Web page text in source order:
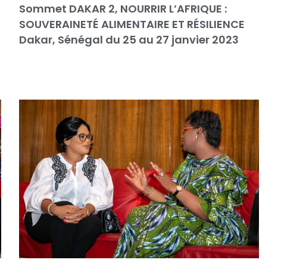
Sommet DAKAR 2, NOURRIR L’AFRIQUE :
SOUVERAINETÉ ALIMENTAIRE ET RÉSILIENCE
Dakar, Sénégal du 25 au 27 janvier 2023